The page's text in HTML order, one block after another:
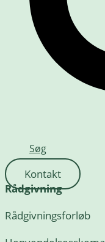
Søg
Kontakt
Rådgivning
Rådgivningsforløb